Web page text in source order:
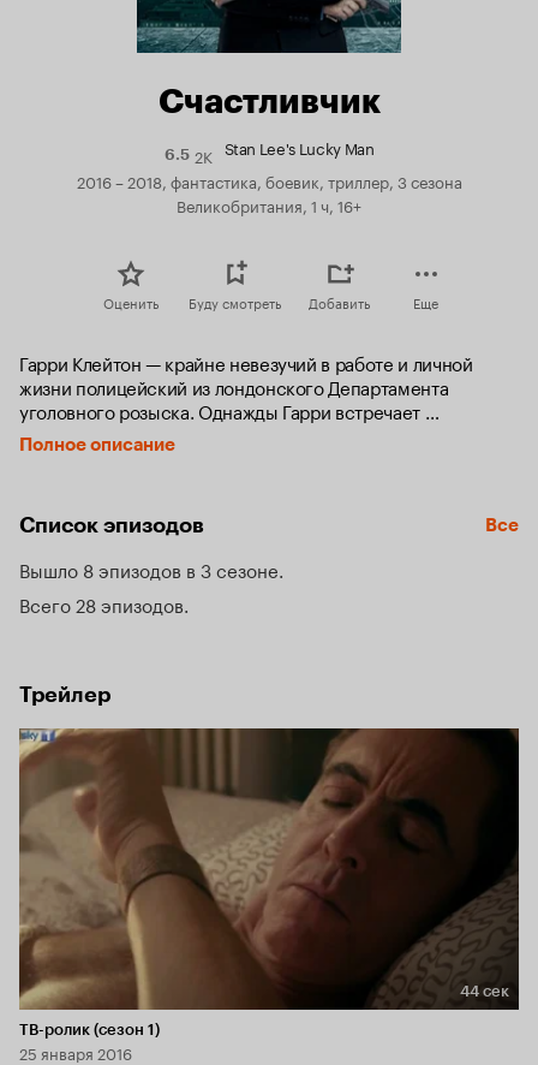
Счастливчик
6.5Рейтинг
Кинопоиска
6.5
2K Stan Lee's Lucky Man
2016 – 2018, фантастика, боевик, триллер, 3 сезона
Великобритания, 1 ч, 16+
Оценить Буду смотреть Добавить Еще
Гарри Клейтон — крайне невезучий в работе и личной
жизни полицейский из лондонского Департамента
уголовного розыска. Однажды Гарри встречает
таинственную незнакомку, которая дарит ему древний
браслет. Обладатель этой непростой побрякушки
Полное описание
Список эпизодов Все
Вышло 8 эпизодов в 3 сезоне
Всего 28 эпизодов
Трейлер
Длительность 44 сек
44 сек
ТВ-ролик (сезон 1)
25 января 2016